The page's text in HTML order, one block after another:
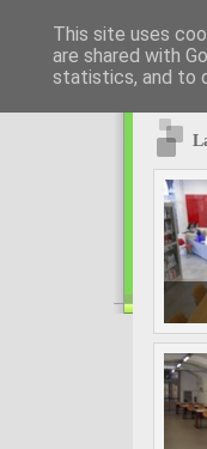
This site uses
are shared with
statistics, and to